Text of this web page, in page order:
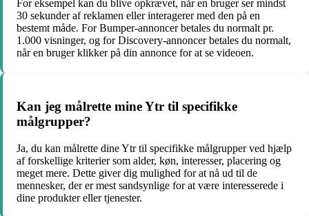
For eksempel kan du blive opkrævet, når en bruger ser mindst
30 sekunder af reklamen eller interagerer med den på en
bestemt måde. For Bumper-annoncer betales du normalt pr.
1.000 visninger, og for Discovery-annoncer betales du normalt,
når en bruger klikker på din annonce for at se videoen.
Kan jeg målrette mine Ytr til specifikke
målgrupper?
Ja, du kan målrette dine Ytr til specifikke målgrupper ved hjælp
af forskellige kriterier som alder, køn, interesser, placering og
meget mere. Dette giver dig mulighed for at nå ud til de
mennesker, der er mest sandsynlige for at være interesserede i
dine produkter eller tjenester.